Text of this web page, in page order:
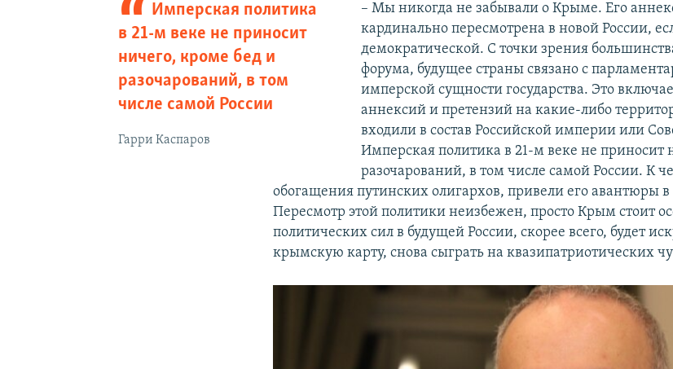
Имперская политика
в 21-м веке не приносит
ничего, кроме бед и
разочарований, в том
числе самой России
Гарри Каспаров
– Мы никогда не забывали о Крыме. Его
кардинально пересмотрена в новой России,
демократической. С точки зрения
форума, будущее страны связано с
имперской сущности государства. Это
аннексий и претензий на какие-либо
входили в состав Российской империи или
Имперская политика в 21-м веке не приносит
разочарований, в том числе самой России. К
обогащения путинских олигархов, привели его авантюры
Пересмотр этой политики неизбежен, просто Крым стоит
политических сил в будущей России, скорее всего, будет
крымскую карту, снова сыграть на квазипатриотических